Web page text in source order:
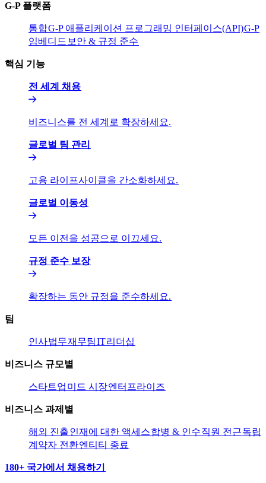
G-P 플랫폼​​
통합​​G-P 애플리케이션 프로그래밍 인터페이스(API)​​G-P
임베디드​​ 보안 & 규정 준수​​
핵심 기능​​
전 세계 채용​​
비즈니스를 전 세계로 확장하세요.​​
글로벌 팀 관리​​
고용 라이프사이클을 간소화하세요.​​
글로벌 이동성​​
모든 이전을 성공으로 이끄세요.​​
규정 준수 보장​​
확장하는 동안 규정을 준수하세요.​​
팀​​
인사​​법무​​재무팀​​IT​​리더십​​
비즈니스 규모별​​
스타트업​​ 미드 시장​​엔터프라이즈​​
비즈니스 과제별​​
해외 진출​​인재에 대한 액세스​​합병 & 인수​​직원 전근​​독립
계약자 전환​​엔티티 종료​​
180+ 국가에서 채용하기​​